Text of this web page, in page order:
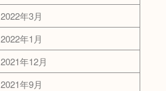
2022年3月
2022年1月
2021年12月
2021年9月